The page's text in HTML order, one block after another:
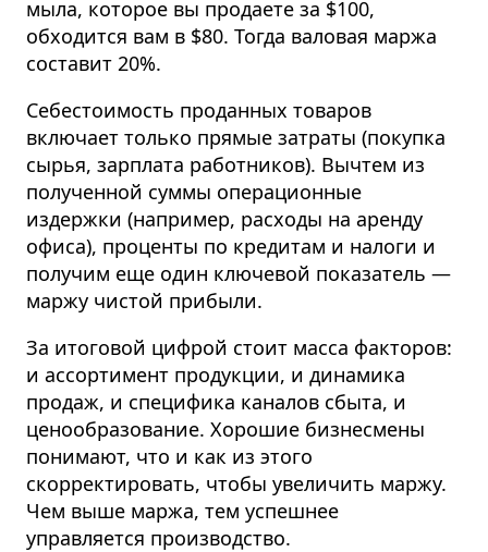
мыла, которое вы продаете за $100,
обходится вам в $80. Тогда валовая маржа
составит 20%.
Себестоимость проданных товаров
включает только прямые затраты (покупка
сырья, зарплата работников). Вычтем из
полученной суммы операционные
издержки (например, расходы на аренду
офиса), проценты по кредитам и налоги и
получим еще один ключевой показатель —
маржу чистой прибыли.
За итоговой цифрой стоит масса факторов:
и ассортимент продукции, и динамика
продаж, и специфика каналов сбыта, и
ценообразование. Хорошие бизнесмены
понимают, что и как из этого
скорректировать, чтобы увеличить маржу.
Чем выше маржа, тем успешнее
управляется производство.